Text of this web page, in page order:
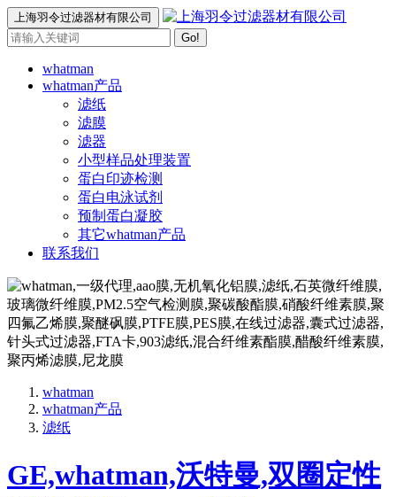
上海羽令过滤器材有限公司
Go!
whatman
whatman产品
滤纸
滤膜
滤器
小型样品处理装置
蛋白印迹检测
蛋白电泳试剂
预制蛋白凝胶
其它whatman产品
联系我们
whatman
whatman产品
滤纸
GE,whatman,沃特曼,双圈定性